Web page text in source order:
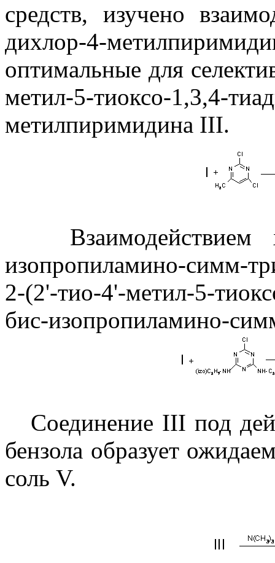
средств, изучено
дихлор-4-
оптимальные для
метил-5-тиоксо-1,3,4-
метилпиримидина III.
Взаимодействием
изопропиламино-симм-
2-(2'-тио-4'-метил-5-
бис-изопропиламино-
Соединение III под
бензола образует
соль V.